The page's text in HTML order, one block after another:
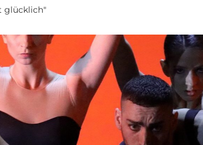
glücklich"